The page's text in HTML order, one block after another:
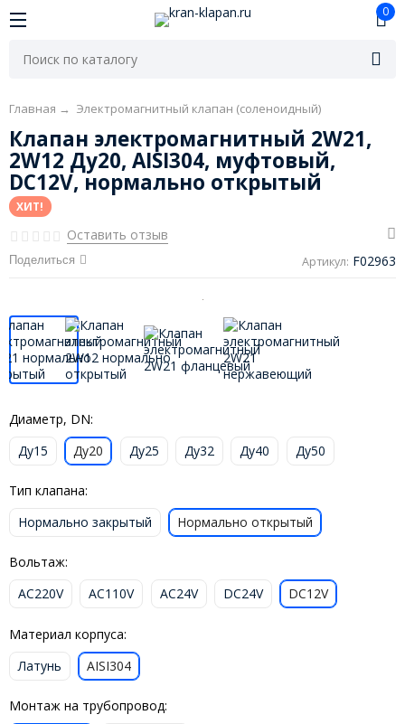
0
Главная → Электромагнитный клапан (соленоидный)
Клапан электромагнитный 2W21,
2W12 Ду20, AISI304, муфтовый,
DC12V, нормально открытый
ХИТ!
Оставить отзыв
Поделиться Артикул: F02963
Диаметр, DN:
Ду15
Ду20 Ду25 Ду32 Ду40 Ду50
Тип клапана:
Нормально закрытый
Нормально открытый
Вольтаж:
AC220V
AC110V AC24V DC24V DC12V
Материал корпуса:
Латунь
AISI304
Монтаж на трубопровод: